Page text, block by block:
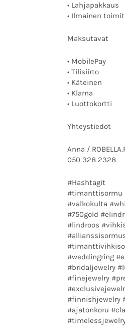
• Lahjapakkaus
• Ilmainen
Maksutavat
• MobilePay
• Tilisiirto
• Käteinen
• Klarna
• Luottokortti
Yhteystiedot
Anna /
050 328 2328
#Hashtagit
#timanttisormu
#valkokulta
#750gold
#lindroos
#weddingring
#bridaljewelry
#finejewelry
#finnishjewelry
#ajatonkoru